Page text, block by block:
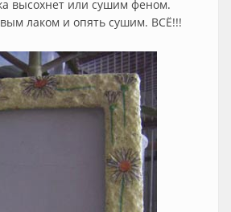
высохнет или сушим феном.
лаком и опять сушим. ВСЁ!!!